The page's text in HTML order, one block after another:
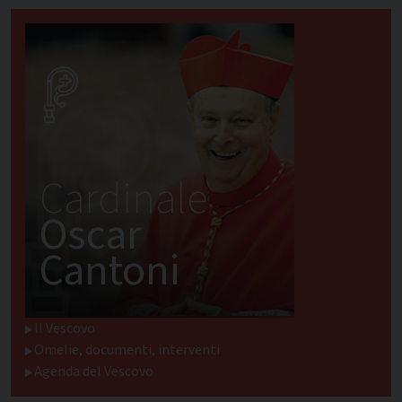
Cardinale
Oscar
Cantoni
Il Vescovo
Omelie, documenti, interventi
Agenda del Vescovo